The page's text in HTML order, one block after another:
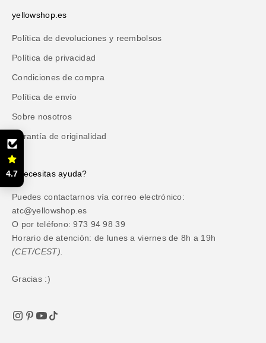
yellowshop.es
Política de devoluciones y reembolsos
Política de privacidad
Condiciones de compra
Política de envío
Sobre nosotros
Garantía de originalidad
¿Necesitas ayuda?
Puedes contactarnos vía correo electrónico:
atc@yellowshop.es
O por teléfono: 973 94 98 39
Horario de atención: de lunes a viernes de 8h a 19h
(CET/CEST).
Gracias :)
4.7